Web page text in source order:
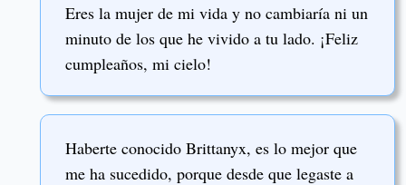
Eres la mujer de mi vida y no cambiaría ni un
minuto de los que he vivido a tu lado. ¡Feliz
cumpleaños, mi cielo!
Haberte conocido Brittanyx, es lo mejor que
me ha sucedido, porque desde que legaste a